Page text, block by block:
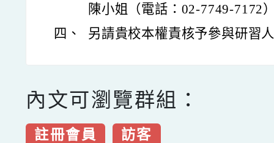
陳小姐（電話：02-7749-7172
四、
另請貴校本權責核予參與研習
內文可瀏覽群組：
註冊會員 訪客